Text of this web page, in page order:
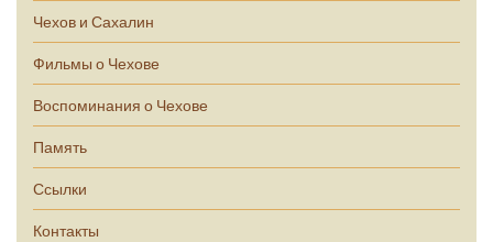
Чехов и Сахалин
Фильмы о Чехове
Воспоминания о Чехове
Память
Ссылки
Контакты